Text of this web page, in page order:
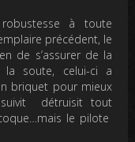
à toute
précédent, le
de s’assurer de la
la soute, celui-ci a
briquet pour mieux
détruisit tout
le pilote